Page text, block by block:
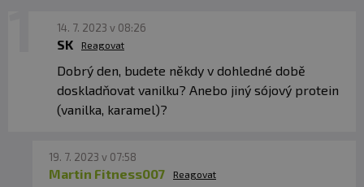
14. 7. 2023 v 08:26
SK Reagovat
Dobrý den, budete někdy v dohledné době
doskladňovat vanilku? Anebo jiný sójový protein
(vanilka, karamel)?
19. 7. 2023 v 07:58
Martin Fitness007 Reagovat